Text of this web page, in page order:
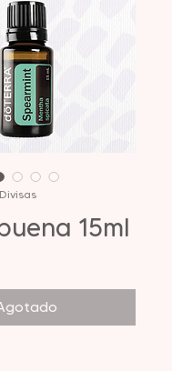
15ml